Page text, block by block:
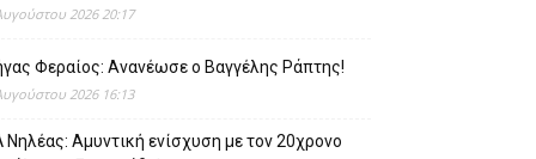
2026 20:17
Φεραίος: Ανανέωσε ο Βαγγέλης Ράπτης!
2026 16:13
Νηλέας: Αμυντική ενίσχυση με τον 20χρονο